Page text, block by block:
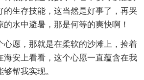
的生存技能，这当然是好事了，再哭
水中避暑，那是何等的爽快啊！
心愿，那就是在柔软的沙滩上，捡着
海安上看看，这个心愿一直蕴含在我
帮我实现。